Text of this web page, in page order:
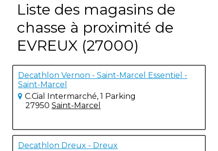
Liste des magasins de
chasse à proximité de
EVREUX (27000)
Decathlon Vernon - Saint-Marcel Essentiel -
Saint-Marcel
C.Cial Intermarché, 1 Parking
27950 Saint-Marcel
Decathlon Dreux - Dreux